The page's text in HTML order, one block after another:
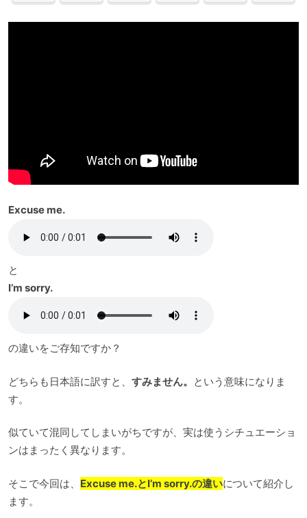
Excuse me.
と
I’m sorry.
の違いをご存知ですか？
どちらも日本語に訳すと、 すみません。 という意味になりま
す。
似ていて混同してしまいがちですが、実は使うシチュエーショ
ンはまったく異なります。
そこで今回は、 Excuse me.とI’m sorry.の違いについて紹介し
ます。